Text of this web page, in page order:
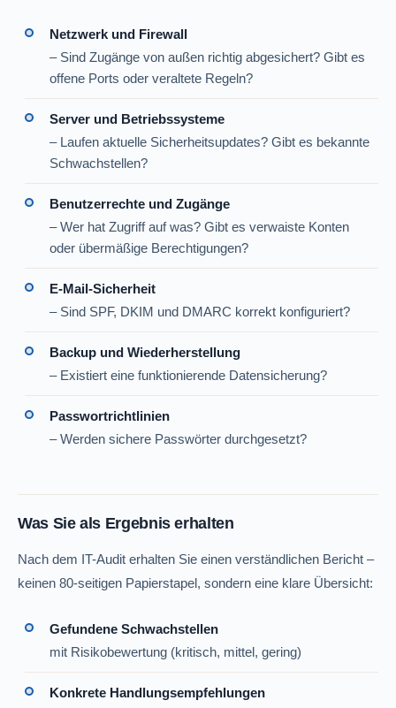
Netzwerk und Firewall
– Sind Zugänge von außen richtig abgesichert? Gibt es
offene Ports oder veraltete Regeln?
Server und Betriebssysteme
– Laufen aktuelle Sicherheitsupdates? Gibt es bekannte
Schwachstellen?
Benutzerrechte und Zugänge
– Wer hat Zugriff auf was? Gibt es verwaiste Konten
oder übermäßige Berechtigungen?
E-Mail-Sicherheit
– Sind SPF, DKIM und DMARC korrekt konfiguriert?
Backup und Wiederherstellung
– Existiert eine funktionierende Datensicherung?
Passwortrichtlinien
– Werden sichere Passwörter durchgesetzt?
Was Sie als Ergebnis erhalten
Nach dem IT-Audit erhalten Sie einen verständlichen Bericht –
keinen 80-seitigen Papierstapel, sondern eine klare Übersicht:
Gefundene Schwachstellen
mit Risikobewertung (kritisch, mittel, gering)
Konkrete Handlungsempfehlungen